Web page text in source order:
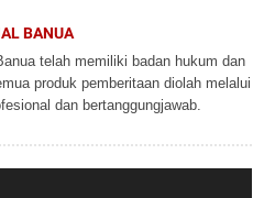
BANUA
telah memiliki badan hukum dan
produk pemberitaan diolah melalui
dan bertanggungjawab.